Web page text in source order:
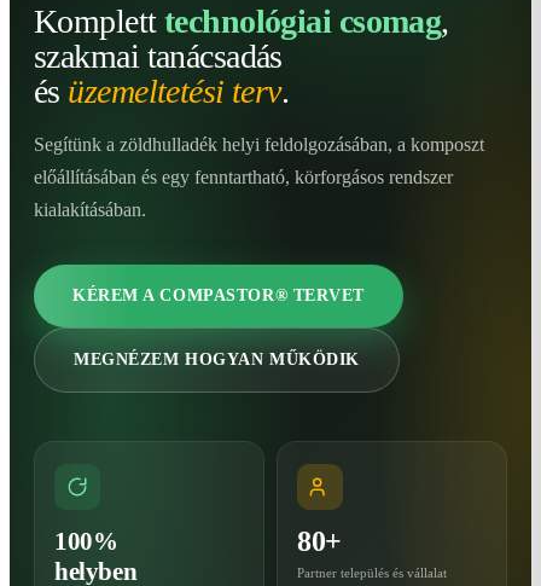
Kompletttechnológiai csomag,
szakmai tanácsadás
és üzemeltetési terv.
Segítünk a zöldhulladék helyi feldolgozásában, a komposzt
előállításában és egy fenntartható, körforgásos rendszer
kialakításában.
KÉREM A COMPASTOR® TERVET
MEGNÉZEM HOGYAN MŰKÖDIK
100%
helyben
80+
Partner település és vállalat